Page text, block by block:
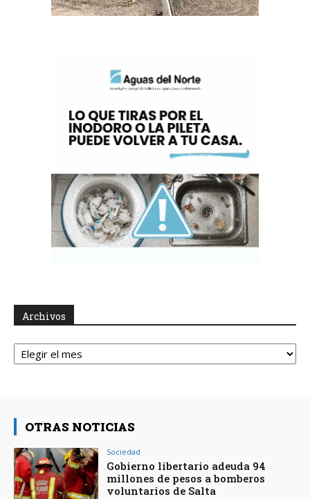
Archivos
Archivos
OTRAS NOTICIAS
Sociedad
Gobierno libertario adeuda 94
millones de pesos a bomberos
voluntarios de Salta